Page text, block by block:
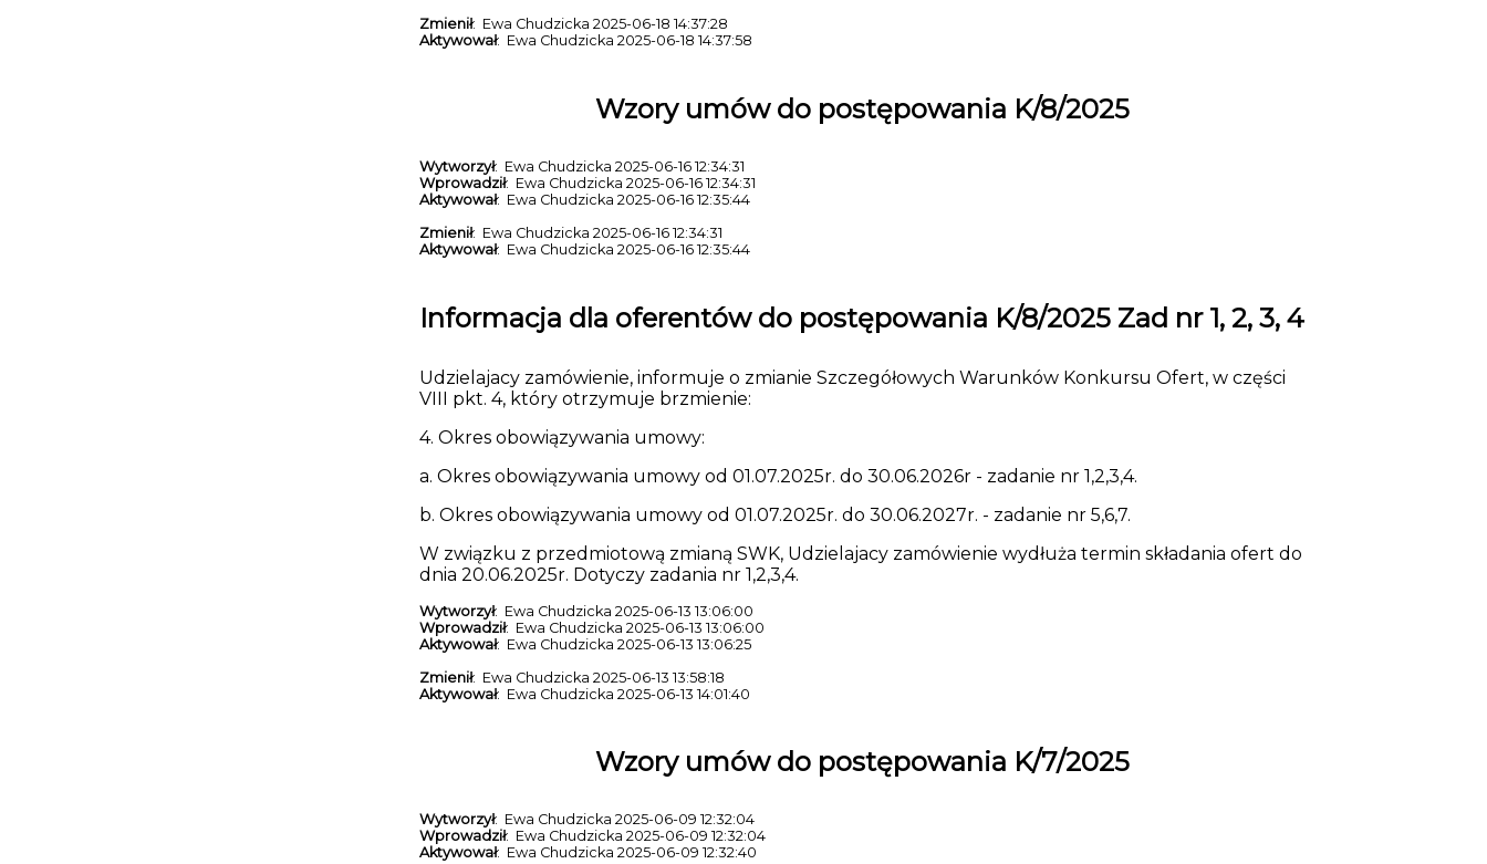
Zmienił: Ewa Chudzicka 2025-06-18 14:37:28
Aktywował: Ewa Chudzicka 2025-06-18 14:37:58
Wzory umów do postępowania K/8/2025
Wytworzył: Ewa Chudzicka 2025-06-16 12:34:31
Wprowadził: Ewa Chudzicka 2025-06-16 12:34:31
Aktywował: Ewa Chudzicka 2025-06-16 12:35:44
Zmienił: Ewa Chudzicka 2025-06-16 12:34:31
Aktywował: Ewa Chudzicka 2025-06-16 12:35:44
Informacja dla oferentów do postępowania K/8/2025 Zad nr 1, 2, 3, 4
Udzielajacy zamówienie, informuje o zmianie Szczegółowych Warunków Konkursu Ofert, w części
VIII pkt. 4, który otrzymuje brzmienie:
4. Okres obowiązywania umowy:
a. Okres obowiązywania umowy od 01.07.2025r. do 30.06.2026r - zadanie nr 1,2,3,4.
b. Okres obowiązywania umowy od 01.07.2025r. do 30.06.2027r. - zadanie nr 5,6,7.
W związku z przedmiotową zmianą SWK, Udzielajacy zamówienie wydłuża termin składania ofert do
dnia 20.06.2025r. Dotyczy zadania nr 1,2,3,4.
Wytworzył: Ewa Chudzicka 2025-06-13 13:06:00
Wprowadził: Ewa Chudzicka 2025-06-13 13:06:00
Aktywował: Ewa Chudzicka 2025-06-13 13:06:25
Zmienił: Ewa Chudzicka 2025-06-13 13:58:18
Aktywował: Ewa Chudzicka 2025-06-13 14:01:40
Wzory umów do postępowania K/7/2025
Wytworzył: Ewa Chudzicka 2025-06-09 12:32:04
Wprowadził: Ewa Chudzicka 2025-06-09 12:32:04
Aktywował: Ewa Chudzicka 2025-06-09 12:32:40